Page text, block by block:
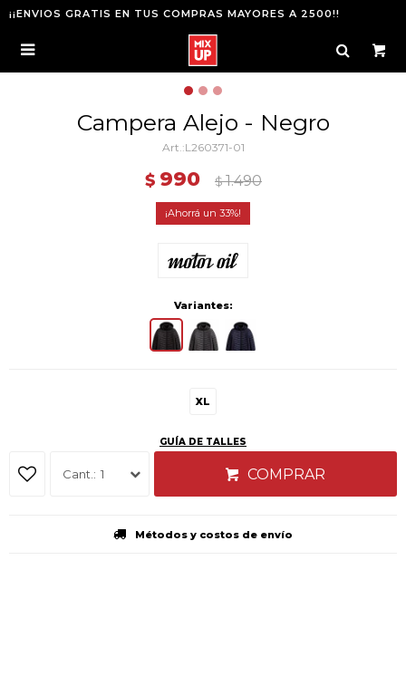
¡¡ENVIOS GRATIS EN TUS COMPRAS MAYORES A 2500!!

Campera Alejo - Negro
L260371-01
$ 990 $ 1.490
33
Variantes:
XL
GUÍA DE TALLES
1 COMPRAR
Métodos y costos de envío